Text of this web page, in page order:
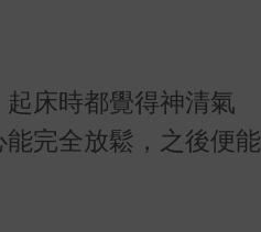
床時都覺得神清氣
完全放鬆，之後便能